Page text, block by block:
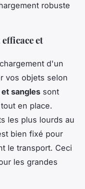
robuste
et
d'un
vos objets selon
sangles sont
en place.
les plus lourds au
bien fixé pour
le transport. Ceci
les grandes